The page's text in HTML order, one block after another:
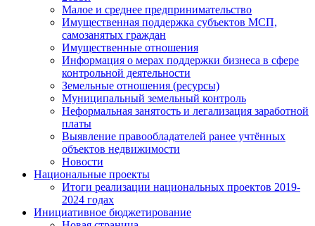
Малое и среднее предпринимательство
Имущественная поддержка субъектов МСП,
самозанятых граждан
Имущественные отношения
Информация о мерах поддержки бизнеса в сфере
контрольной деятельности
Земельные отношения (ресурсы)
Муниципальный земельный контроль
Неформальная занятость и легализация заработной
платы
Выявление правообладателей ранее учтённых
объектов недвижимости
Новости
Национальные проекты
Итоги реализации национальных проектов 2019-
2024 годах
Инициативное бюджетирование